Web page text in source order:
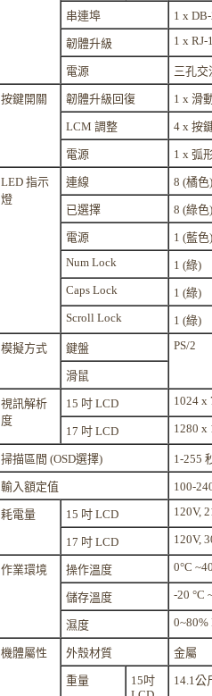
串連埠 1 x
韌體升級 1 x RJ-
電源 三孔交
按鍵開關 韌體升級回復 1 x 滑
LCM 調整 4 x 按
電源 1 x 弧
LED 指示
燈
連線 8 (橘色)
已選擇 8 (綠色)
電源
1 (藍色)
Num Lock
1 (綠)
Caps Lock
1 (綠)
Scroll Lock
1 (綠)
模擬方式 鍵盤 PS/2
滑鼠
視訊解析
度
15 吋 LCD 1024 x
17 吋 LCD 1280 x
掃描區間 (OSD選擇) 1-255
輸入額定值 100-
耗電量 15 吋 LCD 120V,
17 吋 LCD 120V,
作業環境 操作溫度 0°C
儲存溫度 -20 °C
濕度 0~80%
機體屬性 外殼材質 金屬
重量
15吋
14.1公